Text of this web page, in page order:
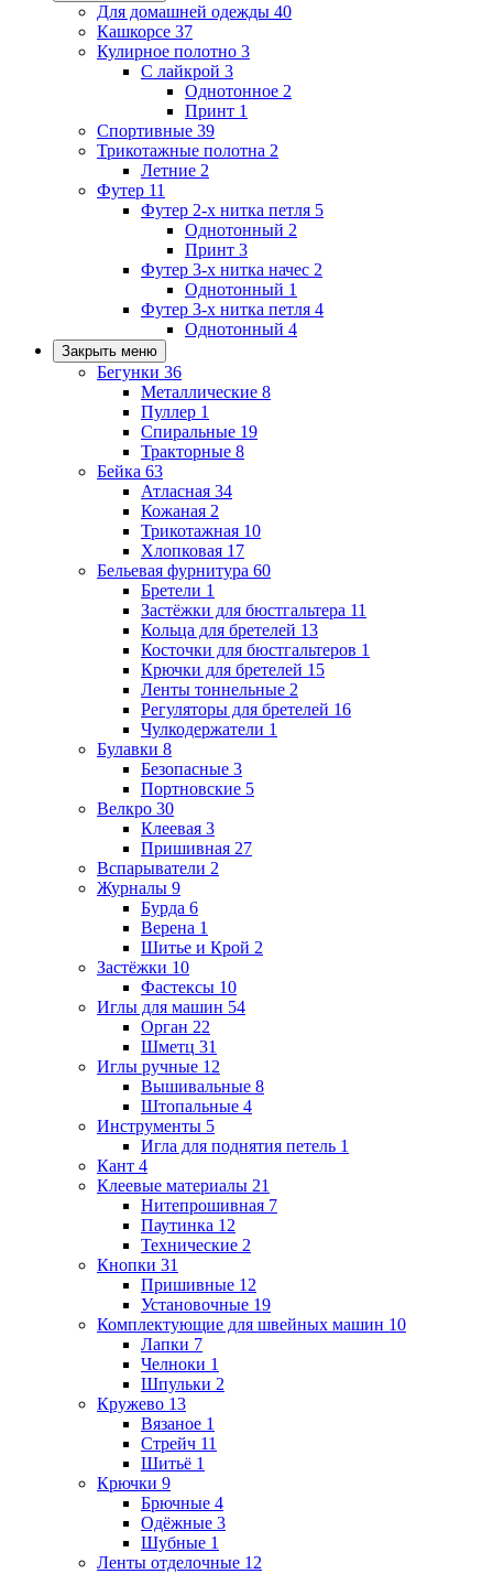
Для домашней одежды 40
Кашкорсе 37
Кулирное полотно 3
С лайкрой 3
Однотонное 2
Принт 1
Спортивные 39
Трикотажные полотна 2
Летние 2
Футер 11
Футер 2-х нитка петля 5
Однотонный 2
Принт 3
Футер 3-х нитка начес 2
Однотонный 1
Футер 3-х нитка петля 4
Однотонный 4
Закрыть меню
Бегунки 36
Металлические 8
Пуллер 1
Спиральные 19
Тракторные 8
Бейка 63
Атласная 34
Кожаная 2
Трикотажная 10
Хлопковая 17
Бельевая фурнитура 60
Бретели 1
Застёжки для бюстгальтера 11
Кольца для бретелей 13
Косточки для бюстгальтеров 1
Крючки для бретелей 15
Ленты тоннельные 2
Регуляторы для бретелей 16
Чулкодержатели 1
Булавки 8
Безопасные 3
Портновские 5
Велкро 30
Клеевая 3
Пришивная 27
Вспарыватели 2
Журналы 9
Бурда 6
Верена 1
Шитье и Крой 2
Застёжки 10
Фастексы 10
Иглы для машин 54
Орган 22
Шметц 31
Иглы ручные 12
Вышивальные 8
Штопальные 4
Инструменты 5
Игла для поднятия петель 1
Кант 4
Клеевые материалы 21
Нитепрошивная 7
Паутинка 12
Технические 2
Кнопки 31
Пришивные 12
Установочные 19
Комплектующие для швейных машин 10
Лапки 7
Челноки 1
Шпульки 2
Кружево 13
Вязаное 1
Стрейч 11
Шитьё 1
Крючки 9
Брючные 4
Одёжные 3
Шубные 1
Ленты отделочные 12